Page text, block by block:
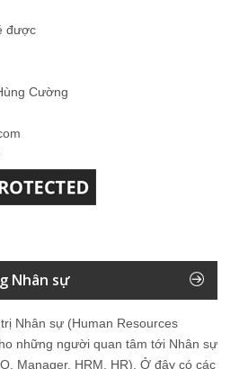
được
Cường
Nhân sự
Nhân sự (Human Resources
những người quan tâm tới Nhân sự
Manager, HRM, HR). Ở đây có các